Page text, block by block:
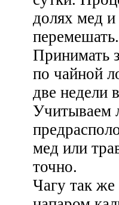
долях мед
Принимать
по чайной
две недели
Учитываем
мед или
точно.
Чагу так же